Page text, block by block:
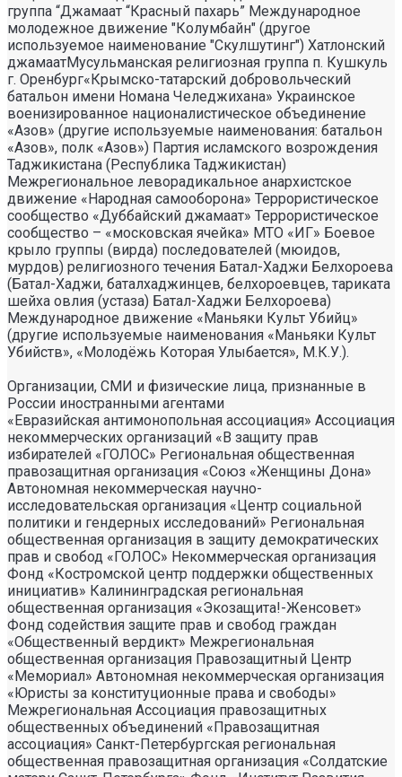
группа “Джамаат “Красный пахарь” Международное
молодежное движение "Колумбайн" (другое
используемое наименование "Скулшутинг") Хатлонский
джамаатМусульманская религиозная группа п. Кушкуль
г. Оренбург«Крымско-татарский добровольческий
батальон имени Номана Челеджихана» Украинское
военизированное националистическое объединение
«Азов» (другие используемые наименования: батальон
«Азов», полк «Азов») Партия исламского возрождения
Таджикистана (Республика Таджикистан)
Межрегиональное леворадикальное анархистское
движение «Народная самооборона» Террористическое
сообщество «Дуббайский джамаат» Террористическое
сообщество – «московская ячейка» МТО «ИГ» Боевое
крыло группы (вирда) последователей (мюидов,
мурдов) религиозного течения Батал-Хаджи Белхороева
(Батал-Хаджи, баталхаджинцев, белхороевцев, тариката
шейха овлия (устаза) Батал-Хаджи Белхороева)
Международное движение «Маньяки Культ Убийц»
(другие используемые наименования «Маньяки Культ
Убийств», «Молодёжь Которая Улыбается», М.К.У.).
Организации, СМИ и физические лица, признанные в
России иностранными агентами
«Евразийская антимонопольная ассоциация» Ассоциация некоммерческих организаций «В защиту прав избирателей «ГОЛОС» Региональная общественная правозащитная организация «Союз «Женщины Дона» Автономная некоммерческая научно- исследовательская организация «Центр социальной политики и гендерных исследований» Региональная общественная организация в защиту демократических прав и свобод «ГОЛОС» Некоммерческая организация Фонд «Костромской центр поддержки общественных инициатив» Калининградская региональная общественная организация «Экозащита!-Женсовет» Фонд содействия защите прав и свобод граждан «Общественный вердикт» Межрегиональная общественная организация Правозащитный Центр «Мемориал» Автономная некоммерческая организация «Юристы за конституционные права и свободы» Межрегиональная Ассоциация правозащитных общественных объединений «Правозащитная ассоциация» Санкт-Петербургская региональная общественная правозащитная организация «Солдатские матери Санкт-Петербурга» Фонд «Институт Развития Свободы Информации» Автономная некоммерческая организация «Научный центр международных исследований «ПИР» Ассоциация «Партнерство для развития» (Саратовская региональная общественная благотворительная организация) Частное учреждение «Информационное агентство МЕМО. РУ» Некоммерческое партнерство «Институт региональной прессы» Автономная некоммерческая организация «Московская школа гражданского просвещения» Архангельская региональная общественная организация социально- психологической и правовой помощи лесбиянкам, геям, бисексуалам и трансгендерам (ЛГБТ) «Ракурс» Карачаево-Черкесская Республиканская молодежная общественная организация «Союз молодых политологов» Общероссийское общественное движение защиты прав человека «За права человека» Краснодарская краевая общественная организация выпускников вузов Калининградская региональная общественная организация «Правозащитный центр» Региональная общественная организация «Общественная комиссия по сохранению наследия академика Сахарова» Санкт-Петербургская правозащитная общественная организация «Лига избирательниц» Фонд поддержки свободы прессы Санкт-Петербургская общественная правозащитная организация «Гражданский контроль» Автономная некоммерческая организация информационных и правовых услуг «Ресурсный правозащитный центр» Межрегиональная общественная правозащитная организация «Человек и Закон» Автономная некоммерческая организация «Центр социального проектирования «Возрождение» Межрегиональная общественная организация «Информационно- просветительский центр «Мемориал» Межрегиональная общественная организация «Комитет против пыток» «Частное учреждение в Санкт- Петербурге по административной поддержке реализации программ и проектов Совета Министров северных стран» Автономная некоммерческая правозащитная организация «Молодежный центр консультации и тренинга» Еврейское областное региональное отделение Общероссийской общественной организации «Муниципальная Академия» Некоммерческое партнерство «Институт развития прессы-Сибирь» Мурманская региональная общественная организация «Центр социально-психологической помощи и правовой поддержки жертв дискриминации и гомофобии «Максимум» Межрегиональный общественный фонд содействия развитию гражданского общества «ГОЛОС – Поволжье» Межрегиональная благотворительная общественная организация «Сибирский экологический центр» Фонд «Центр гражданского анализа и независимых исследований «ГРАНИ» Городская общественная организация «Самарский центр гендерных исследований» Региональный Фонд «Центр Защиты Прав Средств Массовой Информации» Челябинский региональный благотворительный общественный фонд «За природу» Челябинское региональное экологическое общественное движение «За природу» Общественное региональное движение «Новгородский Женский Парламент» Самарская региональная общественная организация содействия гармонизации межнациональных отношений «АЗЕРБАЙДЖАН» Мурманская региональная молодежная общественная организация «Гуманистическое движение молодежи» Мурманская региональная общественная экологическая организация «Беллона-Мурманск» Частное учреждение дополнительного профессионального образования «Учебный центр экологии и безопасности» Фонд поддержки социальных проектов «Миграция XXI век» Ростовская городская общественная организация «ЭКО-ЛОГИКА» Автономная некоммерческая организация «Центр антикоррупционных исследований и инициатив «Трансперенси Интернешнл-Р» Озерская городская социально- экологическая общественная организация «Планета надежд» Новосибирский областной общественный фонд «Фонд защиты прав потребителей» Региональная общественная благотворительная организация помощи беженцам и мигрантам «Гражданское содействие» Фонд поддержки расследовательской журналистики – Фонд 19/29 Калининградская региональная общественная организация информационно-правовых программ «Женская лига» Автономная некоммерческая организация «Мемориальный центр истории политических репрессий «Пермь-36» Ассоциация «Экспертно-правовое партнерство «Союз» Некоммерческое партнерство «Клуб бухгалтеров и аудиторов некоммерческих организаций» «Частное учреждение в Калининграде по административной поддержке реализации программ и проектов Совета Министров северных стран» Межрегиональная благотворительная общественная организация «Центр развития некоммерческих организаций» Негосударственное образовательное учреждение дополнительного профессионального образования (повышение квалификации) специалистов «АКАДЕМИЯ ПО ПРАВАМ ЧЕЛОВЕКА» Свердловская региональная общественная организация «Сутяжник» Нижегородская региональная общественная организация «Экологический центр «Дронт» ФОНД НЕКОММЕРЧЕСКИХ ПРОГРАММ ДМИТРИЯ ЗИМИНА «ДИНАСТИЯ» НЕКОММЕРЧЕСКАЯ ОРГАНИЗАЦИЯ НАУЧНЫЙ ФОНД ТЕОРЕТИЧЕСКИХ И ПРИКЛАДНЫХ ИССЛЕДОВАНИЙ «ЛИБЕРАЛЬНАЯ МИССИЯ» Территориальное объединение работодателей «Ефремовский районный союз промышленников и предпринимателей» Региональная общественная организация «Центр независимых исследователей Республики Алтай» ФОНД "СИБИРСКИЙ ЦЕНТР ПОДДЕРЖКИ ОБЩЕСТВЕННЫХ ИНИЦИАТИВ" РЕСПУБЛИКАНСКАЯ МОЛОДЕЖНАЯ ОБЩЕСТВЕННАЯ ОРГАНИЗАЦИЯ «НУОРИ КАРЬЯЛА» («МОЛОДАЯ КАРЕЛИЯ) МЕЖРЕГИОНАЛЬНЫЙ ОБЩЕСТВЕННЫЙ ФОНД МИРА НА ЮГЕ И СЕВЕРНОМ КАВКАЗЕ Автономная некоммерческая организация «Центр независимых социологических исследований» Автономная некоммерческая организация «Центр информации «ФРИИНФОРМ» Региональная общественная организация содействия охране репродуктивного здоровья граждан «Народонаселение и Развитие» Алтайская краевая общественная организация «Геблеровское экологическое общество» АССОЦИАЦИЯ «СОДЕЙСТВИЕ В ПРАВОВОЙ ЗАЩИТЕ НАСЕЛЕНИЯ «ПРАВОВАЯ ОСНОВА» Межрегиональная общественная организация «Северная природоохранная коалиция» КОМИ РЕГИОНАЛЬНАЯ ОБЩЕСТВЕННАЯ ОРГАНИЗАЦИЯ «КОМИССИЯ ПО ЗАЩИТЕ ПРАВ ЧЕЛОВЕКА «МЕМОРИАЛ» Алтайский краевой эколого- культурный общественный фонд «Алтай-21век» МЕЖРЕГИОНАЛЬНЫЙ ОБЩЕСТВЕННЫЙ ФОНД СОДЕЙСТВИЯ РАЗВИТИЮ ГРАЖДАНСКОГО ОБЩЕСТВА «ГОЛОС – УРАЛ» ФОНД ПОДДЕРЖКИ СРЕДСТВ МАССОВОЙ ИНФОРМАЦИИ «СРЕДА» Нижегородская областная социально- экологическая общественная организация «Зеленый мир» ФОНД «ГРАЖДАНСКОЕ ДЕЙСТВИЕ» Некоммерческое партнерство «Альянс фондов местных сообществ Пермского края» Кабардино-Балкарский республиканский общественный правозащитный центр Региональное отделение Общероссийского общественного движения «За права человека» ЧЕЧЕНСКАЯ РЕГИОНАЛЬНАЯ ОБЩЕСТВЕННАЯ ОРГАНИЗАЦИЯ «ПРАВОЗАЩИТНЫЙ ЦЕНТР ЧЕЧЕНСКОЙ РЕСПУБЛИКИ» Межрегиональный общественный экологический фонд «ИСАР-СИБИРЬ» ОБЩЕСТВЕННАЯ ОРГАНИЗАЦИЯ «ПЕРМСКИЙ РЕГИОНАЛЬНЫЙ ПРАВОЗАЩИТНЫЙ ЦЕНТР» Региональная общественная организация по улучшению качества жизни общества «Сибирская линия жизни» Фонд в поддержку демократии «ГОЛОС» Региональная общественная организация «Еврейский общинный культурный центр Рязанской области «Хесед-Тшува» Региональная общественная организация «Экологическая вахта Сахалина» Региональная общественная организация «Экологическая вахта Сахалина» Автономная некоммерческая организация «Информационно- исследовательский центр «Ясавэй Манзара» Межрегиональная общественная благотворительная организация «Общество защиты прав потребителей и охраны окружающей среды «ПРИНЦИПЪ» Автономная некоммерческая организация «Дальневосточный центр развития гражданских инициатив и социального партнерства» Союз общественных объединений «Российский исследовательский центр по правам человека» Фонд содействия развитию гражданского общества и правам человека «Женщины Дона» Красноярское региональное экологическое общественное движение «Друзья сибирских лесов» Омская городская общественная организация «Фотоклуб «Со-бытие» Региональное общественное учреждение научно-информационный центр «МЕМОРИАЛ» Иркутская региональная общественная организация «Байкальская Экологическая Волна» Некоммерческая организация «Фонд защиты гласности» Автономная некоммерческая организация «Институт прав человека» Межрегиональная общественная организация «Центр содействия коренным малочисленным народам Севера» Местная общественная благотворительная экологическая организация Зеленый Мир Автономная некоммерческая организация «Правозащитная организация «МАШР» Калининградская региональная общественная организация содействия развитию женского сообщества «Мир женщины» Региональная общественная организация «Информационно- исследовательский центр «Панорама» Забайкальское краевое общественное учреждение «Общественный экологический центр «Даурия» Городская общественная организация «Екатеринбургское общество «МЕМОРИАЛ» Межрегиональная общественная организация «Комитет по предотвращению пыток» Межрегиональная общественная организация «Бюро общественных расследований» Нижегородская региональная общественная организация «Институт прогнозирования и урегулирования политических конфликтов» Городская общественная организация «Рязанское историко- просветительское и правозащитное общество «Мемориал» (Рязанский Мемориал) Санкт-Петербургская общественная организация «Общество содействия социальной защите граждан «Петербургская ЭГИДА» Челябинский региональный орган общественной самодеятельности